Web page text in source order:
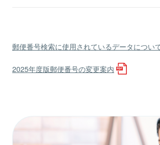
郵便番号検索に使用されているデータについ
2025年度版郵便番号の変更案内